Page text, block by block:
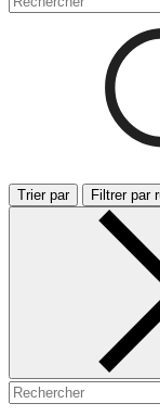
Trier par Filtrer par